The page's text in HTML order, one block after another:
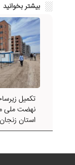
بیشتر بخوانید
تکمیل
نهضت ملی
استان زنجان